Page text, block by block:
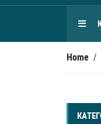
Home /